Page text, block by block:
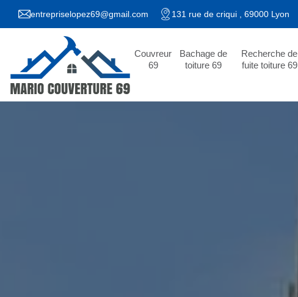
entrepriselopez69@gmail.com 131 rue de criqui , 69000 Lyon
Couvreur
69
Bachage de
toiture 69
Recherche de
fuite toiture 69